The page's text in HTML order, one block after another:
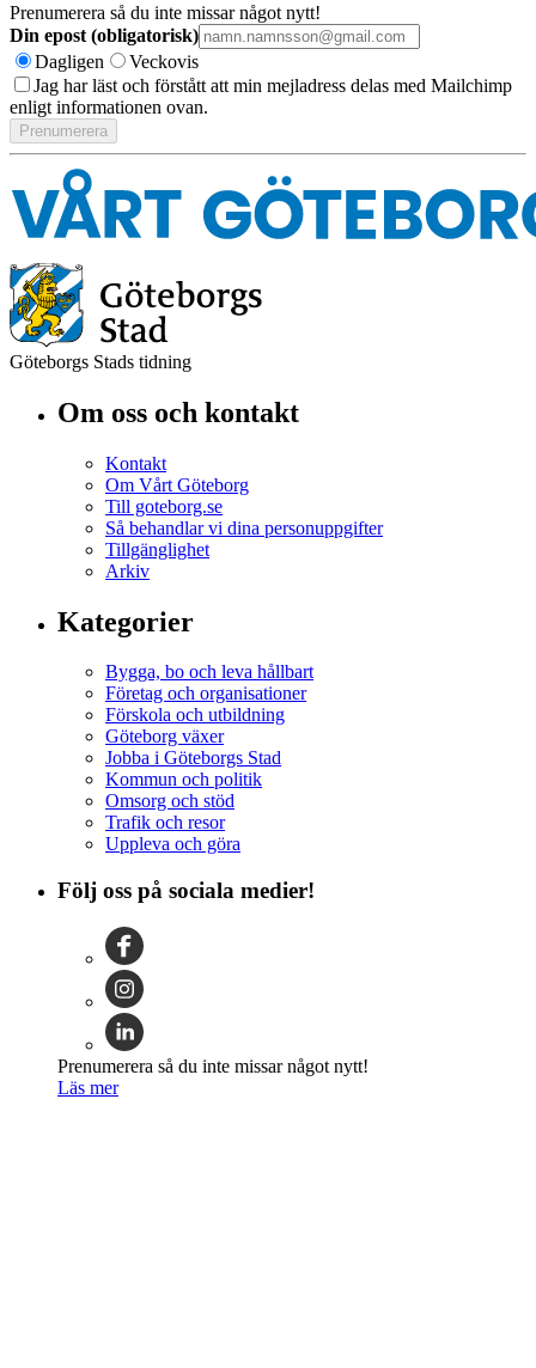
Prenumerera så du inte missar något nytt!
Din epost (obligatorisk)
Dagligen
Veckovis
Jag har läst och förstått att min mejladress delas med Mailchimp
enligt informationen ovan.
Göteborgs Stads tidning
Om oss och kontakt
Kontakt
Om Vårt Göteborg
Till goteborg.se
Så behandlar vi dina personuppgifter
Tillgänglighet
Arkiv
Kategorier
Bygga, bo och leva hållbart
Företag och organisationer
Förskola och utbildning
Göteborg växer
Jobba i Göteborgs Stad
Kommun och politik
Omsorg och stöd
Trafik och resor
Uppleva och göra
Följ oss på sociala medier!
Prenumerera så du inte missar något nytt!
Läs mer